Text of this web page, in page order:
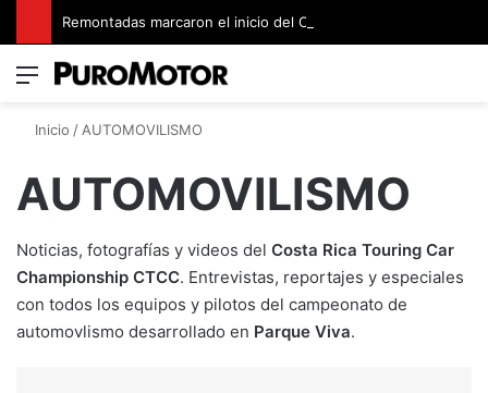
Menú
Inicio /AUTOMOVILISMO
AUTOMOVILISMO
Noticias, fotografías y videos del Costa Rica Touring Car
Championship CTCC. Entrevistas, reportajes y especiales
con todos los equipos y pilotos del campeonato de
automovlismo desarrollado en Parque Viva.